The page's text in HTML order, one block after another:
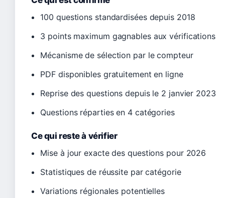
100 questions standardisées depuis 2018
3 points maximum gagnables aux vérifications
Mécanisme de sélection par le compteur
PDF disponibles gratuitement en ligne
Reprise des questions depuis le 2 janvier 2023
Questions réparties en 4 catégories
Ce qui reste à vérifier
Mise à jour exacte des questions pour 2026
Statistiques de réussite par catégorie
Variations régionales potentielles